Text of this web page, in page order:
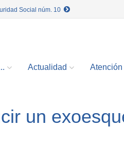
Social núm. 10
Actualidad
un